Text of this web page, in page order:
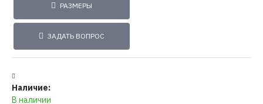
РАЗМЕРЫ
ЗАДАТЬ ВОПРОС
Наличие:
В наличии